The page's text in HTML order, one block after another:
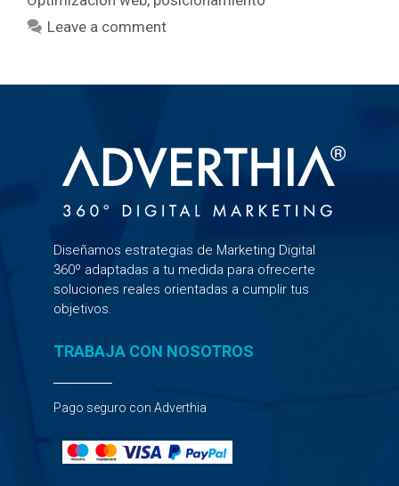
Leave a comment
Diseñamos estrategias de Marketing Digital
360º adaptadas a tu medida para ofrecerte
soluciones reales orientadas a cumplir tus
objetivos.
TRABAJA CON NOSOTROS
Pago seguro con Adverthia